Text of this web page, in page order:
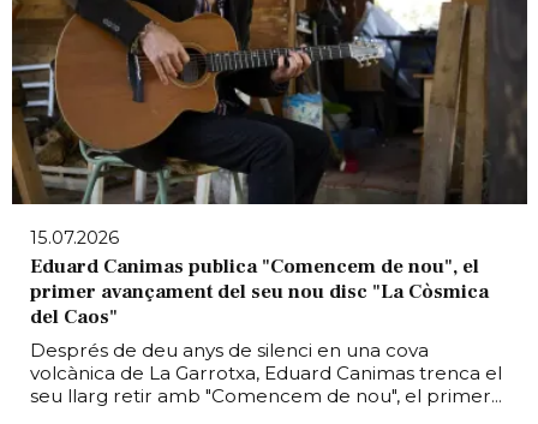
15.07.2026
Eduard Canimas publica "Comencem de nou", el
primer avançament del seu nou disc "La Còsmica
del Caos"
Després de deu anys de silenci en una cova
volcànica de La Garrotxa, Eduard Canimas trenca el
seu llarg retir amb "Comencem de nou", el primer...